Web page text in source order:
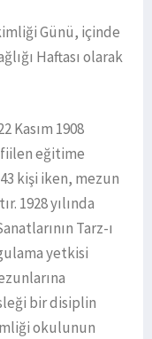
Günü, içinde
Haftası olarak
Kasım 1908
fiilen eğitime
43 kişi iken, mezun
1928 yılında
Tarz-ı
yetkisi
bir disiplin
okulunun